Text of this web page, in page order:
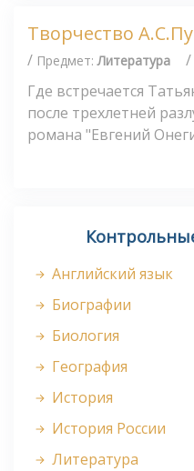
Творчество
/ Предмет:Литература /
Где встречается
после трехлетней
романа "Евгений
Английский язык
Биографии
Биология
География
История
История России
Литература